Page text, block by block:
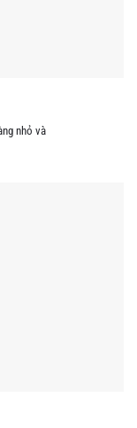
nhỏ và